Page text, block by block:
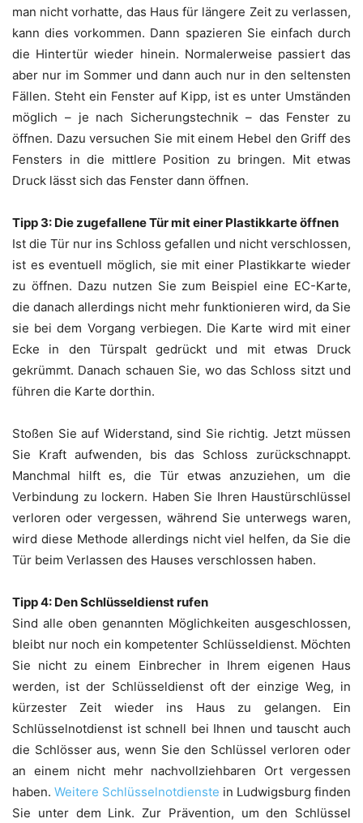
man nicht vorhatte, das Haus für längere Zeit zu verlassen,
kann dies vorkommen. Dann spazieren Sie einfach durch
die Hintertür wieder hinein. Normalerweise passiert das
aber nur im Sommer und dann auch nur in den seltensten
Fällen. Steht ein Fenster auf Kipp, ist es unter Umständen
möglich – je nach Sicherungstechnik – das Fenster zu
öffnen. Dazu versuchen Sie mit einem Hebel den Griff des
Fensters in die mittlere Position zu bringen. Mit etwas
Druck lässt sich das Fenster dann öffnen.
Tipp 3: Die zugefallene Tür mit einer Plastikkarte öffnen
Ist die Tür nur ins Schloss gefallen und nicht verschlossen,
ist es eventuell möglich, sie mit einer Plastikkarte wieder
zu öffnen. Dazu nutzen Sie zum Beispiel eine EC-Karte,
die danach allerdings nicht mehr funktionieren wird, da Sie
sie bei dem Vorgang verbiegen. Die Karte wird mit einer
Ecke in den Türspalt gedrückt und mit etwas Druck
gekrümmt. Danach schauen Sie, wo das Schloss sitzt und
führen die Karte dorthin.
Stoßen Sie auf Widerstand, sind Sie richtig. Jetzt müssen
Sie Kraft aufwenden, bis das Schloss zurückschnappt.
Manchmal hilft es, die Tür etwas anzuziehen, um die
Verbindung zu lockern. Haben Sie Ihren Haustürschlüssel
verloren oder vergessen, während Sie unterwegs waren,
wird diese Methode allerdings nicht viel helfen, da Sie die
Tür beim Verlassen des Hauses verschlossen haben.
Tipp 4: Den Schlüsseldienst rufen
Sind alle oben genannten Möglichkeiten ausgeschlossen,
bleibt nur noch ein kompetenter Schlüsseldienst. Möchten
Sie nicht zu einem Einbrecher in Ihrem eigenen Haus
werden, ist der Schlüsseldienst oft der einzige Weg, in
kürzester Zeit wieder ins Haus zu gelangen. Ein
Schlüsselnotdienst ist schnell bei Ihnen und tauscht auch
die Schlösser aus, wenn Sie den Schlüssel verloren oder
an einem nicht mehr nachvollziehbaren Ort vergessen
haben. Weitere Schlüsselnotdienste in Ludwigsburg finden
Sie unter dem Link. Zur Prävention, um den Schlüssel